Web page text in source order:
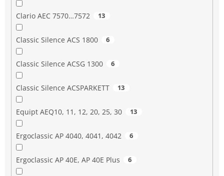
Clario AEC 7570…7572 13
Classic Silence ACS 1800 6
Classic Silence ACSG 1300 6
Classic Silence ACSPARKETT 13
Equipt AEQ10, 11, 12, 20, 25, 30 13
Ergoclassic AP 4040, 4041, 4042 6
Ergoclassic AP 40E, AP 40E Plus 6